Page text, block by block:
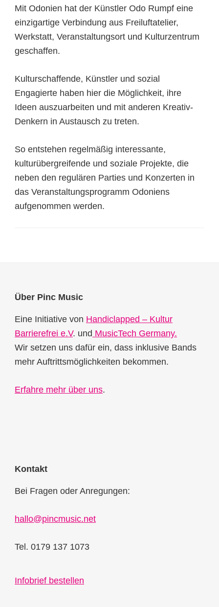
Mit Odonien hat der Künstler Odo Rumpf eine
einzigartige Verbindung aus Freiluftatelier,
Werkstatt, Veranstaltungsort und Kulturzentrum
geschaffen.
Kulturschaffende, Künstler und sozial
Engagierte haben hier die Möglichkeit, ihre
Ideen auszuarbeiten und mit anderen Kreativ-
Denkern in Austausch zu treten.
So entstehen regelmäßig interessante,
kulturübergreifende und soziale Projekte, die
neben den regulären Parties und Konzerten in
das Veranstaltungsprogramm Odoniens
aufgenommen werden.
Footer
Über Pinc Music
Eine Initiative von Handiclapped – Kultur
Barrierefrei e.V. und MusicTech Germany.
Wir setzen uns dafür ein, dass inklusive Bands
mehr Auftrittsmöglichkeiten bekommen.
Erfahre mehr über uns.
Kontakt
Bei Fragen oder Anregungen:
hallo@pincmusic.net
Tel. 0179 137 1073
Infobrief bestellen